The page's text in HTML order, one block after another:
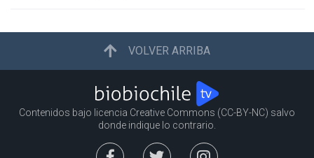
VOLVER ARRIBA
Contenidos bajo licencia Creative Commons (CC-BY-NC) salvo
donde indique lo contrario.